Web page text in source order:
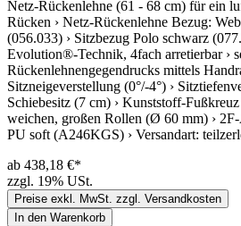
Netz-Rückenlehne (61 - 68 cm) für ein
Rücken › Netz-Rückenlehne Bezug:
(056.033) › Sitzbezug Polo schwarz
Evolution®-Technik, 4fach arretierbar ›
Rückenlehnengegendrucks mittels
Sitzneigeverstellung (0°/-4°) ›
Schiebesitz (7 cm) › Kunststoff-
weichen, großen Rollen (Ø 60 mm) ›
PU soft (A246KGS) › Versandart:
ab 438,18 €*
zzgl. 19% USt.
Preise exkl. MwSt. zzgl. Versandkosten
In den Warenkorb